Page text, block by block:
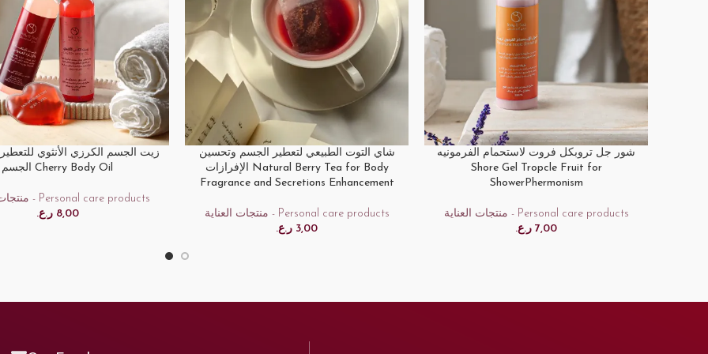
زيت الجسم الكرزي الأنثوي
الجسم Cherry Body Oil
منتجات العناية - Personal care products
8,00 ر.ع.
ADD TO CART
شاي التوت الطبيعي لتعطير الجسم وتحسين
الإفرازات Natural Berry Tea for Body
Fragrance and Secretions Enhancement
منتجات العناية - Personal care products
3,00 ر.ع.
ADD TO CART
شور جل تروبكل فروت لاستحمام الفرمونيه
Shore Gel Tropcle Fruit for
ShowerPhermonism
منتجات العناية - Personal care products
7,00 ر.ع.